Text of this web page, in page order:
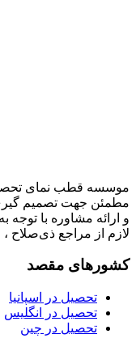
موسسه قطب نمای
مطمئن جهت تصمیم
و ارائه مشاوره با توجه
لازم از مراجع ذی‌صلاح ،
کشورهای مقصد
تحصیل در اسپانیا
تحصیل در انگلیس
تحصیل در چین